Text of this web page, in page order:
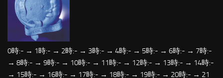
0時:- → 1時:- → 2時:- → 3時:- → 4時:- → 5時:- → 6時:- → 7時:-
→ 8時:- → 9時:- → 10時:- → 11時:- → 12時:- → 13時:- → 14時:-
→ 15時:- → 16時:- → 17時:- → 18時:- → 19時:- → 20時:- → 21